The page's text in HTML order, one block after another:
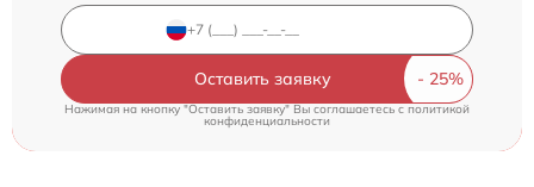
Оставить заявку
Нажимая на кнопку "Оставить заявку" Вы соглашаетесь cполитикой
конфиденциальности